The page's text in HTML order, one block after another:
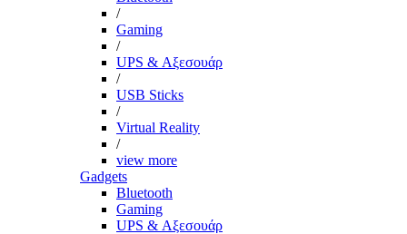
/
Gaming
/
UPS & Αξεσουάρ
/
USB Sticks
/
Virtual Reality
/
view more
Gadgets
Bluetooth
Gaming
UPS & Αξεσουάρ